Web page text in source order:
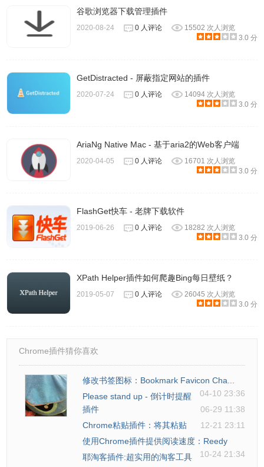
谷歌浏览器下载管理插件
2020-08-24 0 人评论
15502 次人浏览
3.0 分
GetDistracted - 屏蔽指定网站的插件
2020-07-24 0 人评论
14094 次人浏览
3.0 分
AriaNg Native Mac - 基于aria2的Web客户端
2020-04-05 0 人评论
16701 次人浏览
3.0 分
FlashGet快车 - 老牌下载软件
2019-06-26 0 人评论
18282 次人浏览
3.0 分
XPath Helper插件如何爬趣Bing每日壁纸？
2019-05-07 0 人评论
26045 次人浏览
3.0 分
Chrome插件猜你喜欢
修改书签图标：Bookmark Favicon Cha...
04-10 23:36
Please stand up - 倒计时提醒
插件
06-29 11:38
Chrome粘贴插件：将其粘贴
12-21 23:11
使用Chrome插件提供阅读速度：Reedy
10-24 21:34
耶淘客插件:超实用的淘客工具